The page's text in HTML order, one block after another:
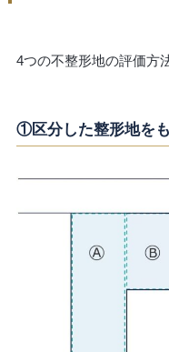
4つの不整形地の評価方
①区分した整形地を